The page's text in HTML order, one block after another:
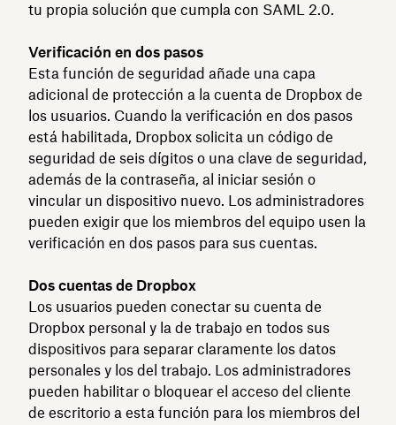
tu propia solución que cumpla con SAML 2.0.
Verificación en dos pasos
Esta función de seguridad añade una capa
adicional de protección a la cuenta de Dropbox de
los usuarios. Cuando la verificación en dos pasos
está habilitada, Dropbox solicita un código de
seguridad de seis dígitos o una clave de seguridad,
además de la contraseña, al iniciar sesión o
vincular un dispositivo nuevo. Los administradores
pueden exigir que los miembros del equipo usen la
verificación en dos pasos para sus cuentas.
Dos cuentas de Dropbox
Los usuarios pueden conectar su cuenta de
Dropbox personal y la de trabajo en todos sus
dispositivos para separar claramente los datos
personales y los del trabajo. Los administradores
pueden habilitar o bloquear el acceso del cliente
de escritorio a esta función para los miembros del